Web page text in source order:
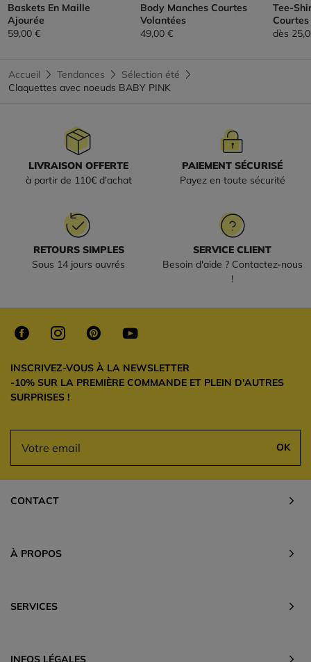
Baskets En Maille
Ajourée
59,00 €
Body Manches Courtes
Volantées
49,00 €
Tee-
Courtes
dès
Accueil Tendances
Sélection été
Claquettes avec noeuds BABY PINK
LIVRAISON OFFERTE
à partir de 110€ d'achat
PAIEMENT SÉCURISÉ
Payez en toute sécurité
RETOURS SIMPLES
Sous 14 jours ouvrés
SERVICE CLIENT
Besoin d'aide ? Contactez-nous
!
INSCRIVEZ-VOUS À LA NEWSLETTER
-10% SUR LA PREMIÈRE COMMANDE ET PLEIN D'AUTRES
SURPRISES !
OK
CONTACT
À PROPOS
SERVICES
INFOS LÉGALES